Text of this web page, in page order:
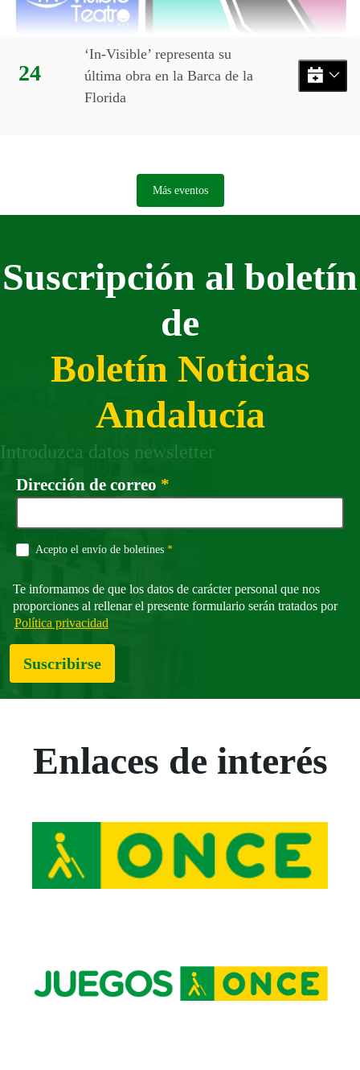
Día:
24
‘In-Visible’ representa su
última obra en la Barca de la
Florida
Más eventos
Suscripción al boletín
de
Boletín Noticias
Andalucía
Introduzca datos newsletter
Dirección de correo *
Acepto el envío de boletines *Campo obligatorio
Te informamos de que los datos de carácter personal que nos
proporciones al rellenar el presente formulario serán tratados por
Política privacidad
Suscribirse
Enlaces de interés